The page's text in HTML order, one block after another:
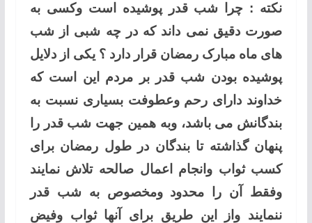
نکته : چرا شب قدر پوشیده است وکسی به
صورت دقیق نمی داند که در چه شبی از شب
های ماه مبارک رمضان قرار دارد ؟ یکی از دلایل
پوشیده بودن شب قدر بر مردم این است که
خداوند دارای رحم وعطوفت بسیاری نسبت به
بندگانش می باشد، وبه همین جهت شب قدر را
پنهان گذاشته تا بندگان در طول رمضان برای
کسب ثواب وانجام اعمال صالحه تلاش نمایند
وفقط آن را محدود ومخصوص به شب قدر
ننمایند واز این طریق برای آنها ثواب وفیض